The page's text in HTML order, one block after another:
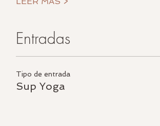
Entradas
Tipo de entrada
Sup Yoga